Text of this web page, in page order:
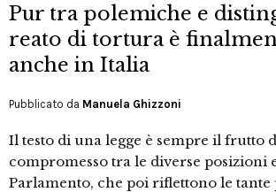
Pur tra polemiche e
reato di tortura è
anche in Italia
Pubblicato da Manuela Ghizzoni
Il testo di una legge è sempre il frutto
compromesso tra le diverse posizioni
Parlamento, che poi riflettono le tante